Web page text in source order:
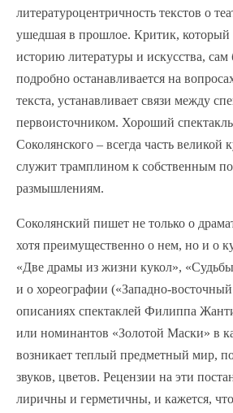
литературоцентричность текстов о
ушедшая в прошлое. Критик, который
историю литературы и искусства,
подробно останавливается на
текста, устанавливает связи между
первоисточником. Хороший
Соколянского – всегда часть великой
служит трамплином к собственным
размышлениям.
Соколянский пишет не только о
хотя преимущественно о нем, но и о
«Две драмы из жизни кукол»,
и о хореографии («Западно-
описаниях спектаклей Филиппа
или номинантов «Золотой Маски» в
возникает теплый предметный мир,
звуков, цветов. Рецензии на эти
лиричны и герметичны, и кажется,